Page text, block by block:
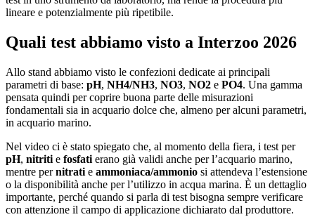
lineare e potenzialmente più ripetibile.
Quali test abbiamo visto a Interzoo 2026
Allo stand abbiamo visto le confezioni dedicate ai principali
parametri di base: pH, NH4/NH3, NO3, NO2 e PO4. Una gamma
pensata quindi per coprire buona parte delle misurazioni
fondamentali sia in acquario dolce che, almeno per alcuni parametri,
in acquario marino.
Nel video ci è stato spiegato che, al momento della fiera, i test per
pH, nitriti e fosfati erano già validi anche per l’acquario marino,
mentre pernitrati e ammoniaca/ammonio si attendeva l’estensione
o la disponibilità anche per l’utilizzo in acqua marina. È un dettaglio
importante, perché quando si parla di test bisogna sempre verificare
con attenzione il campo di applicazione dichiarato dal produttore.